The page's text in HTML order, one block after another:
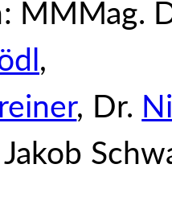
MMMag.
,
, Dr.
kob